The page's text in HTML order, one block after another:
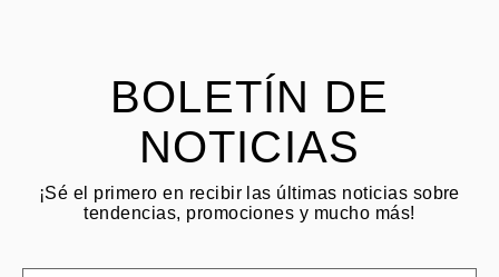
BOLETÍN DE
NOTICIAS
¡Sé el primero en recibir las últimas noticias sobre
tendencias, promociones y mucho más!